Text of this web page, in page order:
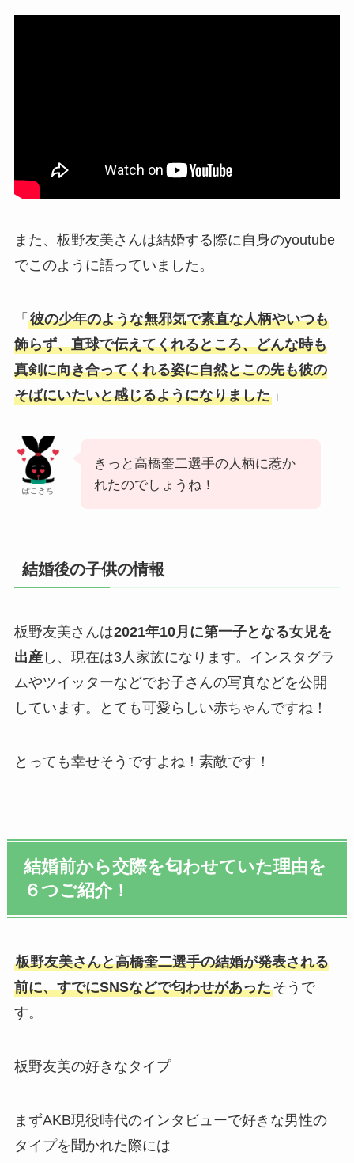
また、板野友美さんは結婚する際に自身のyoutube
でこのように語っていました。
「 彼の少年のような無邪気で素直な人柄やいつも
飾らず、直球で伝えてくれるところ、どんな時も
真剣に向き合ってくれる姿に自然とこの先も彼の
そばにいたいと感じるようになりました」
ぽこきち
きっと高橋奎二選手の人柄に惹か
れたのでしょうね！
結婚後の子供の情報
板野友美さんは2021年10月に第一子となる女児を
出産し、現在は3人家族になります。インスタグラ
ムやツイッターなどでお子さんの写真などを公開
しています。とても可愛らしい赤ちゃんですね！
とっても幸せそうですよね！素敵です！
結婚前から交際を匂わせていた理由を
６つご紹介！
板野友美さんと高橋奎二選手の結婚が発表される
前に、すでにSNSなどで匂わせがあったそうで
す。
板野友美の好きなタイプ
まずAKB現役時代のインタビューで好きな男性の
タイプを聞かれた際には